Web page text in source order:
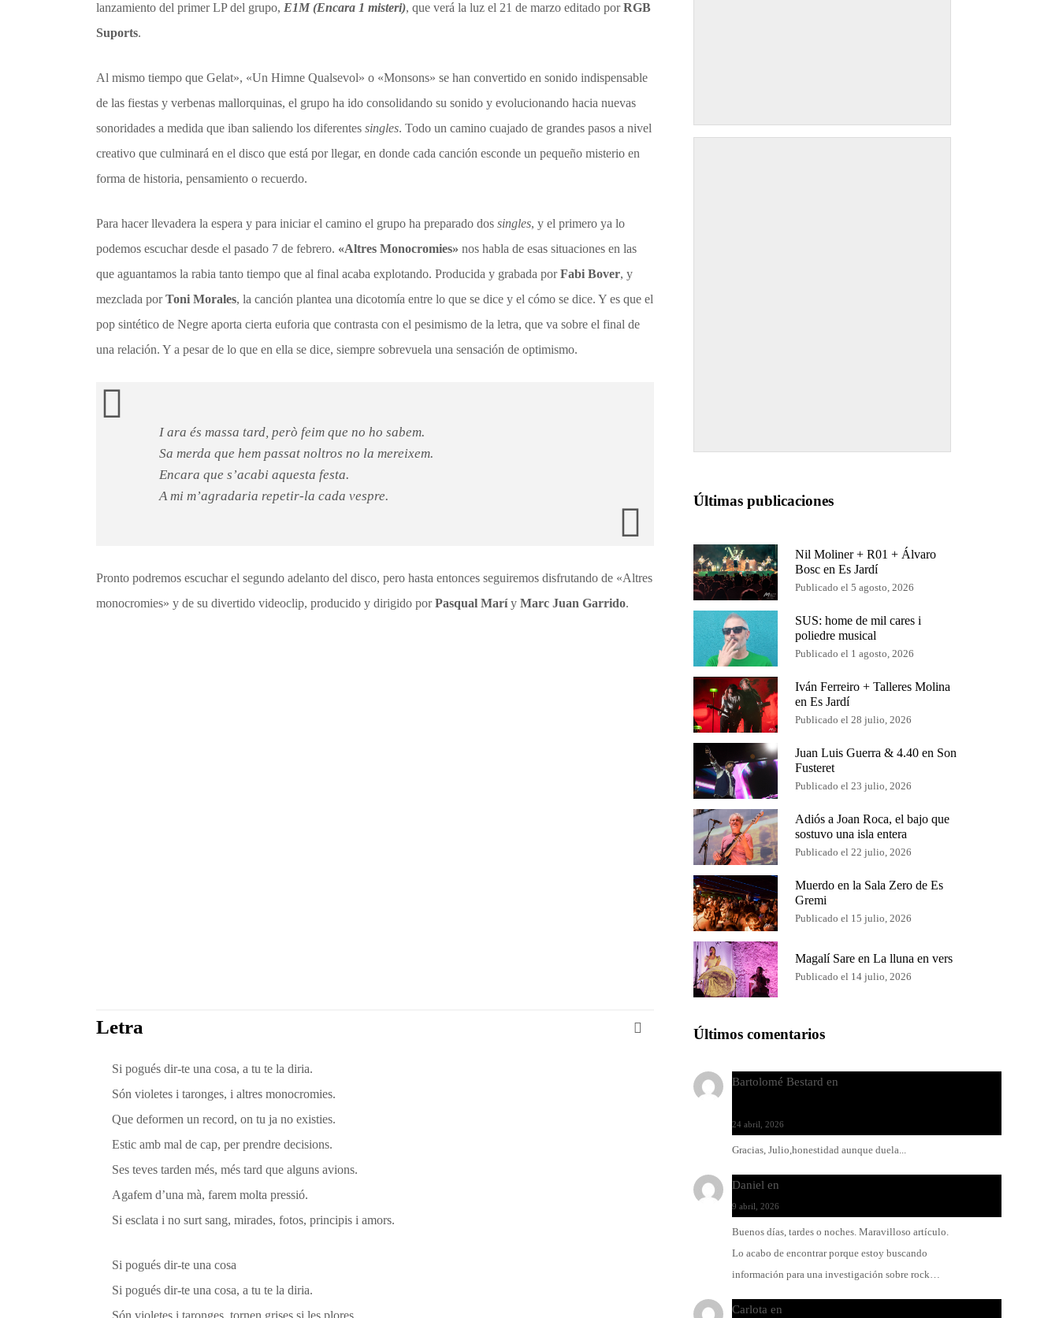
lanzamiento del primer LP del grupo, E1M (Encara 1 misteri), que verá la luz el 21 de marzo editado porRGB
Suports.
Al mismo tiempo que Gelat», «Un Himne Qualsevol» o «Monsons» se han convertido en sonido indispensable
de las fiestas y verbenas mallorquinas, el grupo ha ido consolidando su sonido y evolucionando hacia nuevas
sonoridades a medida que iban saliendo los diferentes singles. Todo un camino cuajado de grandes pasos a nivel
creativo que culminará en el disco que está por llegar, en donde cada canción esconde un pequeño misterio en
forma de historia, pensamiento o recuerdo.
Para hacer llevadera la espera y para iniciar el camino el grupo ha preparado dos singles, y el primero ya lo
podemos escuchar desde el pasado 7 de febrero. «Altres Monocromies» nos habla de esas situaciones en las
que aguantamos la rabia tanto tiempo que al final acaba explotando. Producida y grabada porFabi Bover, y
mezclada porToni Morales, la canción plantea una dicotomía entre lo que se dice y el cómo se dice. Y es que el
pop sintético de Negre aporta cierta euforia que contrasta con el pesimismo de la letra, que va sobre el final de
una relación. Y a pesar de lo que en ella se dice, siempre sobrevuela una sensación de optimismo.
I ara és massa tard, però feim que no ho sabem.
Sa merda que hem passat noltros no la mereixem.
Encara que s’acabi aquesta festa.
A mi m’agradaria repetir-la cada vespre.
Pronto podremos escuchar el segundo adelanto del disco, pero hasta entonces seguiremos disfrutando de «Altres
monocromies» y de su divertido videoclip, producido y dirigido porPasqual Maríy Marc Juan Garrido.
Letra
Si pogués dir-te una cosa, a tu te la diria.
Són violetes i taronges, i altres monocromies.
Que deformen un record, on tu ja no existies.
Estic amb mal de cap, per prendre decisions.
Ses teves tarden més, més tard que alguns avions.
Agafem d’una mà, farem molta pressió.
Si esclata i no surt sang, mirades, fotos, principis i amors.
Si pogués dir-te una cosa
Si pogués dir-te una cosa, a tu te la diria.
Són violetes i taronges, tornen grises si les plores.
Últimas publicaciones
Nil Moliner + R01 + Álvaro
Bosc en Es Jardí
Publicado el 5 agosto, 2026
SUS: home de mil cares i
poliedre musical
Publicado el 1 agosto, 2026
Iván Ferreiro + Talleres Molina
en Es Jardí
Publicado el 28 julio, 2026
Juan Luis Guerra & 4.40 en Son
Fusteret
Publicado el 23 julio, 2026
Adiós a Joan Roca, el bajo que
sostuvo una isla entera
Publicado el 22 julio, 2026
Muerdo en la Sala Zero de Es
Gremi
Publicado el 15 julio, 2026
Magalí Sare en La lluna en vers
Publicado el 14 julio, 2026
Últimos comentarios
Bartolomé Bestard en
24 abril, 2026
Gracias, Julio,honestidad aunque duela...
Daniel en
9 abril, 2026
Buenos días, tardes o noches. Maravilloso artículo.
Lo acabo de encontrar porque estoy buscando
información para una investigación sobre rock…
Carlota en